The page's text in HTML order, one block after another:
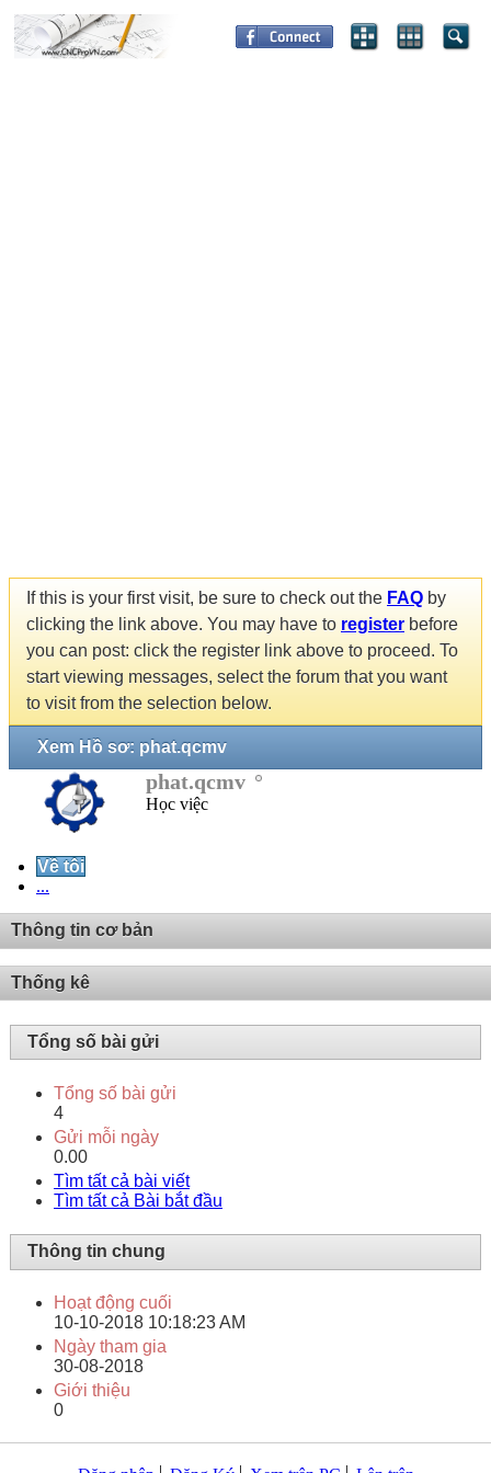
If this is your first visit, be sure to check out the FAQ by
clicking the link above. You may have to register before
you can post: click the register link above to proceed. To
start viewing messages, select the forum that you want
to visit from the selection below.
Xem Hồ sơ: phat.qcmv
phat.qcmv
Học việc
Về tôi
...
Thông tin cơ bản
Thống kê
Tổng số bài gửi
Tổng số bài gửi
4
Gửi mỗi ngày
0.00
Tìm tất cả bài viết
Tìm tất cả Bài bắt đầu
Thông tin chung
Hoạt động cuối
10-10-2018 10:18:23 AM
Ngày tham gia
30-08-2018
Giới thiệu
0